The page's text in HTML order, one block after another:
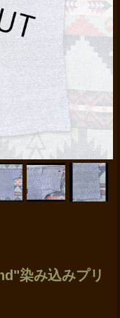
染み込みプリ